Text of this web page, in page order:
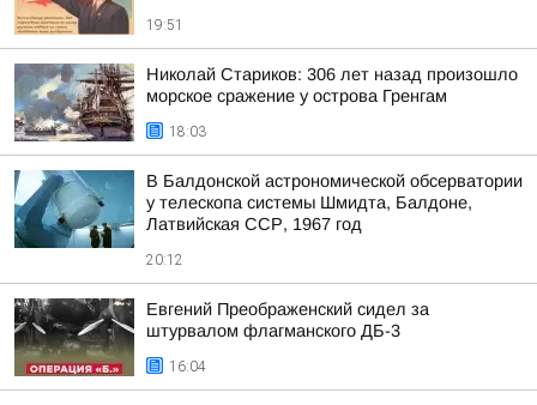
19:51
Николай Стариков: 306 лет назад произошло
морское сражение у острова Гренгам
18:03
В Балдонской астрономической обсерватории
у телескопа системы Шмидта, Балдоне,
Латвийская ССР, 1967 год
20:12
Евгений Преображенский сидел за
штурвалом флагманского ДБ-3
16:04